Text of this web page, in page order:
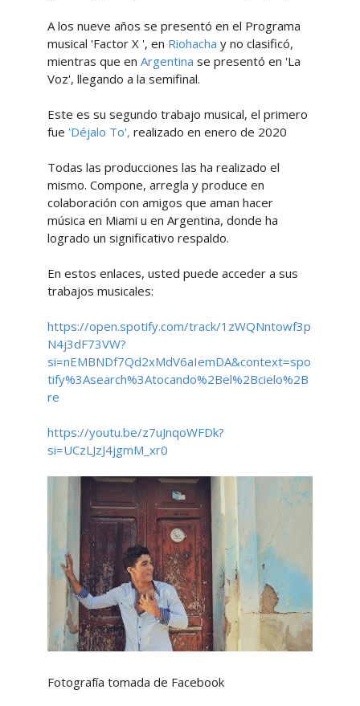
A los nueve años se presentó en el Programa
musical 'Factor X ', en Riohacha y no clasificó,
mientras que en Argentina se presentó en 'La
Voz', llegando a la semifinal.
Este es su segundo trabajo musical, el primero
fue 'Déjalo To', realizado en enero de 2020
Todas las producciones las ha realizado el
mismo. Compone, arregla y produce en
colaboración con amigos que aman hacer
música en Miami u en Argentina, donde ha
logrado un significativo respaldo.
En estos enlaces, usted puede acceder a sus
trabajos musicales:
https://open.spotify.com/track/1zWQNntowf3p
N4j3dF73VW?
si=nEMBNDf7Qd2xMdV6aIemDA&context=spo
tify%3Asearch%3Atocando%2Bel%2Bcielo%2B
re
https://youtu.be/z7uJnqoWFDk?
si=UCzLJzJ4jgmM_xr0
Fotografía tomada de Facebook